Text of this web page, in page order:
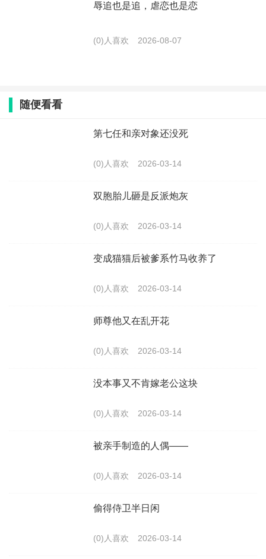
辱追也是追，虐恋也是恋
(0)人喜欢 2026-08-07
随便看看
第七任和亲对象还没死
(0)人喜欢 2026-03-14
双胞胎儿砸是反派炮灰
(0)人喜欢 2026-03-14
变成猫猫后被爹系竹马收养了
(0)人喜欢 2026-03-14
师尊他又在乱开花
(0)人喜欢 2026-03-14
没本事又不肯嫁老公这块
(0)人喜欢 2026-03-14
被亲手制造的人偶——
(0)人喜欢 2026-03-14
偷得侍卫半日闲
(0)人喜欢 2026-03-14